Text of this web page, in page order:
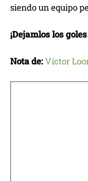
siendo un equipo
¡Dejamlos los
Nota de:Víctor